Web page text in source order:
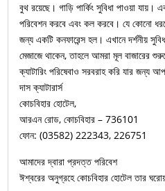
বুথ রয়েছে। গাড়ি পার্কিং সুবিধা পাওয়া
পরিবেশন করবে এবং কল করবে। যে কোনো
জন্য একটি কনফারেন্স হল। এখানে দর্শনীয়
মেজাজে থাকেন, তাহলে আমরা মূল
ক্যাটারিং পরিষেবাও সরবরাহ করি যার জন্য
দাস ক্যাটারার্স
কোচবিহার হোটেল,
আরএন রোড, কোচবিহার – 736101
ফোন: (03582) 222343, 226751
আমাদের দ্বারা প্রদত্ত পরিবেশ
ঈশ্বরের অনুগ্রহে কোচবিহার হোটেল তার